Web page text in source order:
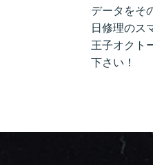
データをそ
日修理のス
王子オクト
下さい！